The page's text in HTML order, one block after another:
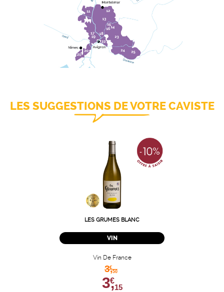
LES SUGGESTIONS DE VOTRE CAVISTE
LES GRUMES BLANC
VIN
Vin De France
3,
€
50
3,
€
15